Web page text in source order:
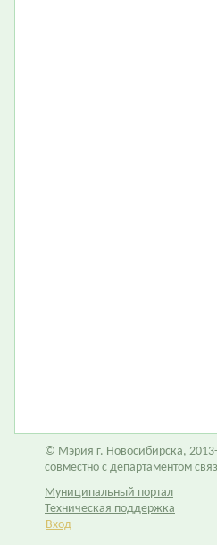
© Мэрия г. Новосибирска,
совместно с департаментом
Муниципальный портал
Техническая поддержка
Вход